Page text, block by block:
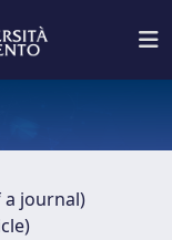
journal)